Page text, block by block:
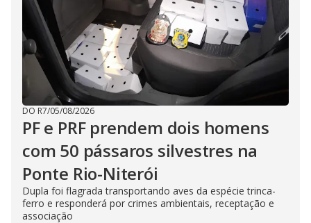
DO R7/05/08/2026
PF e PRF prendem dois homens
com 50 pássaros silvestres na
Ponte Rio-Niterói
Dupla foi flagrada transportando aves da espécie trinca-
ferro e responderá por crimes ambientais, receptação e
associação